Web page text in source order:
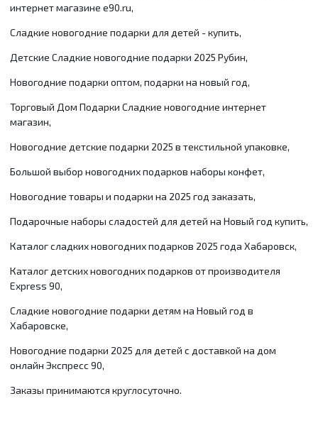
интернет магазине e90.ru,
Сладкие новогодние подарки для детей - купить,
Детские Сладкие новогодние подарки 2025 Рубин,
Новогодние подарки оптом, подарки на новый год,
Торговый Дом Подарки Сладкие новогодние интернет
магазин,
Новогодние детские подарки 2025 в текстильной упаковке,
Большой выбор новогодних подарков наборы конфет,
Новогодние товары и подарки на 2025 год заказать,
Подарочные наборы сладостей для детей на Новый год купить,
Каталог сладких новогодних подарков 2025 года Хабаровск,
Каталог детских новогодних подарков от производителя
Express 90,
Сладкие новогодние подарки детям на Новый год в
Хабаровске,
Новогодние подарки 2025 для детей с доставкой на дом
онлайн Экспресс 90,
Заказы принимаются круглосуточно.